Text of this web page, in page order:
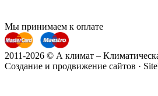
Мы принимаем к оплате
2011-2026 © А климат –
Создание и продвижение сайтов ·